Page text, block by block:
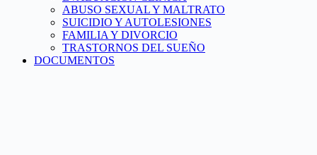
ABUSO SEXUAL Y MALTRATO
SUICIDIO Y AUTOLESIONES
FAMILIA Y DIVORCIO
TRASTORNOS DEL SUEÑO
DOCUMENTOS